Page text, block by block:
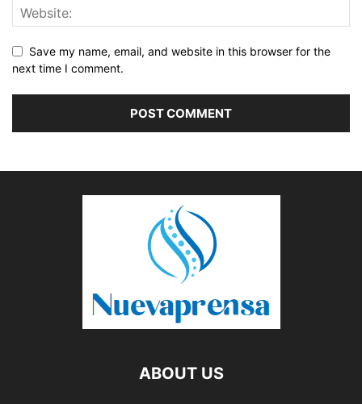
Save my name, email, and website in this browser for the
next time I comment.
ABOUT US